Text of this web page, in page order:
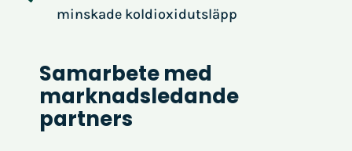
minskade koldioxidutsläpp
Samarbete med
marknadsledande
partners